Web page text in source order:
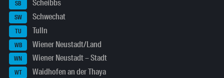
SB Scheibbs
SW Schwechat
TU Tulln
WB Wiener Neustadt/Land
WN Wiener Neustadt – Stadt
WT Waidhofen an der Thaya